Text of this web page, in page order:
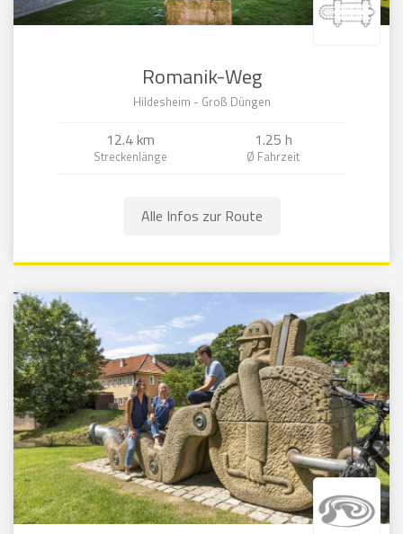
Romanik-Weg
Hildesheim - Groß Düngen
12.4 km 1.25 h
Alle Infos zur Route